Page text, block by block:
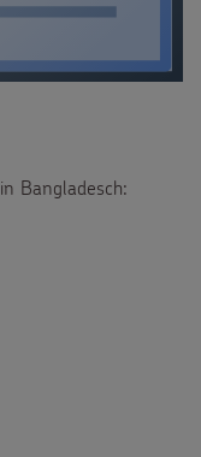
Bangladesch: